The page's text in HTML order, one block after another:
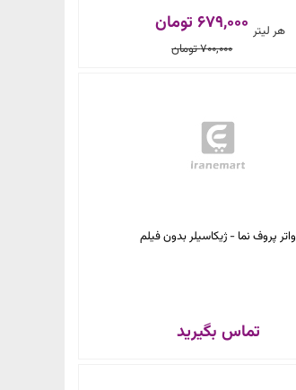
679,000 تومان
700,000 تومان
هر لیتر
واتر پروف نما - ژیکاسیلر بدون فیلم
تماس بگیرید